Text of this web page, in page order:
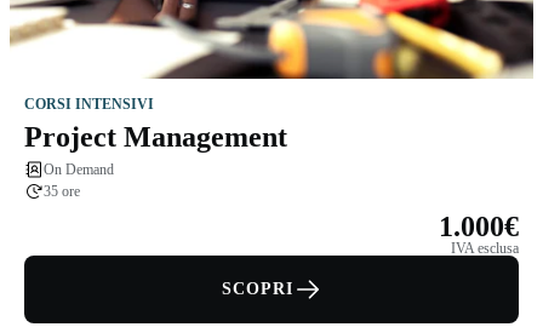
CORSI INTENSIVI
Project Management
On Demand
35 ore
1.000€
IVA esclusa
SCOPRI